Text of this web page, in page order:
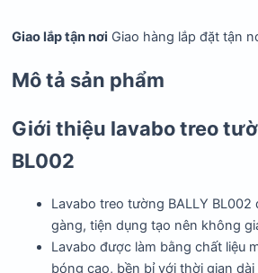
Giao lắp tận nơi Giao hàng lắp đặt tận
Mô tả sản phẩm
Giới thiệu lavabo treo
BL002
Lavabo treo tường BALLY
gàng, tiện dụng tạo nên không
Lavabo được làm bằng chất liệu
bóng cao, bền bỉ với thời gian dài